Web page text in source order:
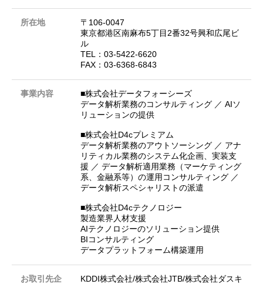
所在地
〒106-0047
東京都港区南麻布5丁目2番32号興和広尾ビ
ル
TEL：03-5422-6620
FAX：03-6368-6843
事業内容
■株式会社データフォーシーズ
データ解析業務のコンサルティング ／ AIソ
リューションの提供
■株式会社D4cプレミアム
データ解析業務のアウトソーシング ／ アナ
リティカル業務のシステム化企画、実装支
援 ／ データ解析適用業務（マーケティング
系、金融系等）の運用コンサルティング ／
データ解析スペシャリストの派遣
■株式会社D4cテクノロジー
製造業界人材支援
AIテクノロジーのソリューション提供
BIコンサルティング
データプラットフォーム構築運用
お取引先企
KDDI株式会社/株式会社JTB/株式会社ダスキ